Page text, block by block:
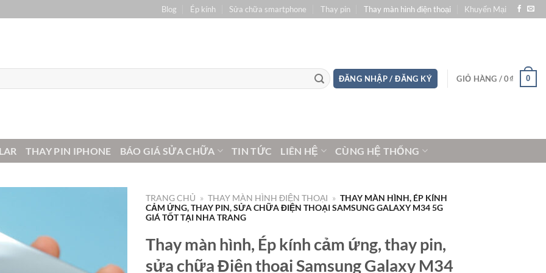
Blog Ép kính Sửa chữa smartphone Thay pin Thay màn hình điện thoại Khuyến Mại
ĐĂNG NHẬP / ĐĂNG KÝ GIỎ HÀNG /0₫ 0
THAY PIN IPHONE BÁO GIÁ SỬA CHỮA TIN TỨC LIÊN HỆ CÙNG HỆ THỐNG
TRANG CHỦ » THAY MÀN HÌNH ĐIỆN THOẠI » THAY MÀN HÌNH, ÉP KÍNH
CẢM ỨNG, THAY PIN, SỬA CHỮA ĐIỆN THOẠI SAMSUNG GALAXY M34 5G
GIÁ TỐT TẠI NHA TRANG
Thay màn hình, Ép kính cảm ứng, thay pin,
sửa chữa Điện thoại Samsung Galaxy M34